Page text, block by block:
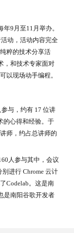
9月至11月举办。
动，活动内容完全
粹的技术分享活
，和技术专家面对
以现场动手编程。
与，约有 17 位讲
的心得和经验。于
师，约占总讲师的
人参与其中，会议
进行 Chrome 云计
Codelab。这是南
是南阳谷歌开发者